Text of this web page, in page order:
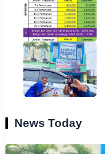
News Today